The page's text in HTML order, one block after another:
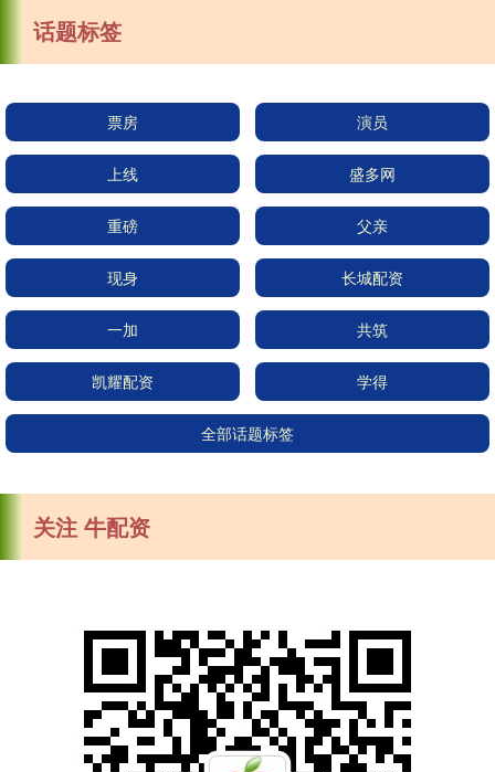
话题标签
票房 演员
上线 盛多网
重磅 父亲
现身 长城配资
一加 共筑
凯耀配资 学得
全部话题标签
关注 牛配资